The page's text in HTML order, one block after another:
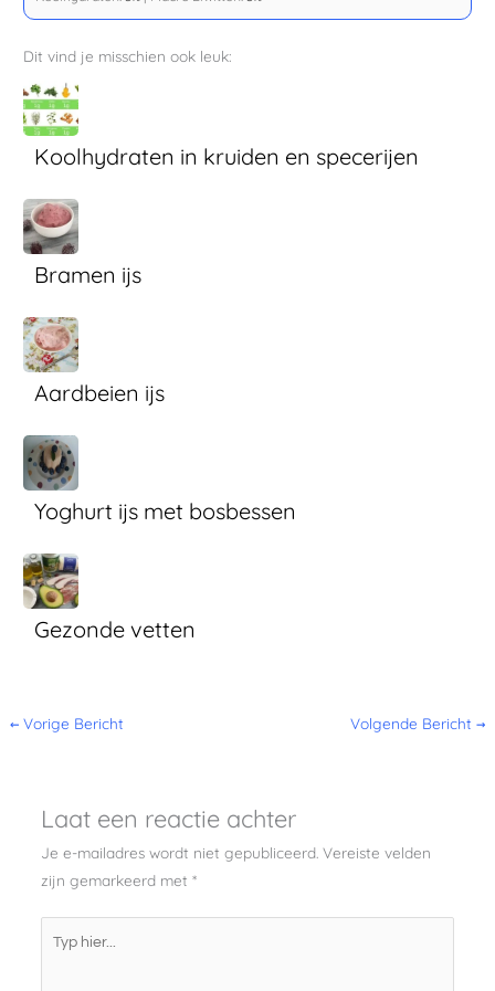
Dit vind je misschien ook leuk:
Koolhydraten in kruiden en specerijen
Bramen ijs
Aardbeien ijs
Yoghurt ijs met bosbessen
Gezonde vetten
← Vorige Bericht Volgende Bericht →
Laat een reactie achter
Je e-mailadres wordt niet gepubliceerd. Vereiste velden
zijn gemarkeerd met *